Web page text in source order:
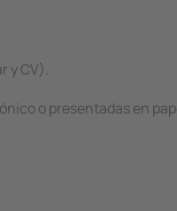
y CV).
o presentadas en